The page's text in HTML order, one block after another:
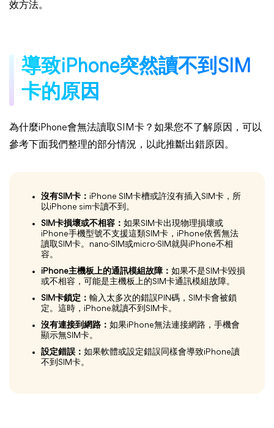
效方法。
導致iPhone突然讀不到SIM
卡的原因
為什麼iPhone會無法讀取SIM卡？如果您不了解原因，可以
參考下面我們整理的部分情況，以此推斷出錯原因。
沒有SIM卡： iPhone SIM卡槽或許沒有插入SIM卡，所
以iPhone sim卡讀不到。
SIM卡損壞或不相容： 如果SIM卡出現物理損壞或
iPhone手機型號不支援這類SIM卡，iPhone依舊無法
讀取SIM卡。nano-SIM或micro-SIM就與iPhone不相
容。
iPhone主機板上的通訊模組故障： 如果不是SIM卡毀損
或不相容，可能是主機板上的SIM卡通訊模組故障。
SIM卡鎖定： 輸入太多次的錯誤PIN碼，SIM卡會被鎖
定。這時，iPhone就讀不到SIM卡。
沒有連接到網路： 如果iPhone無法連接網路，手機會
顯示無SIM卡。
設定錯誤： 如果軟體或設定錯誤同樣會導致iPhone讀
不到SIM卡。